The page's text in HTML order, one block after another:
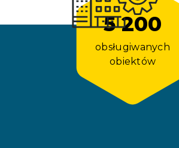
5 200
obsługiwanych
obiektów